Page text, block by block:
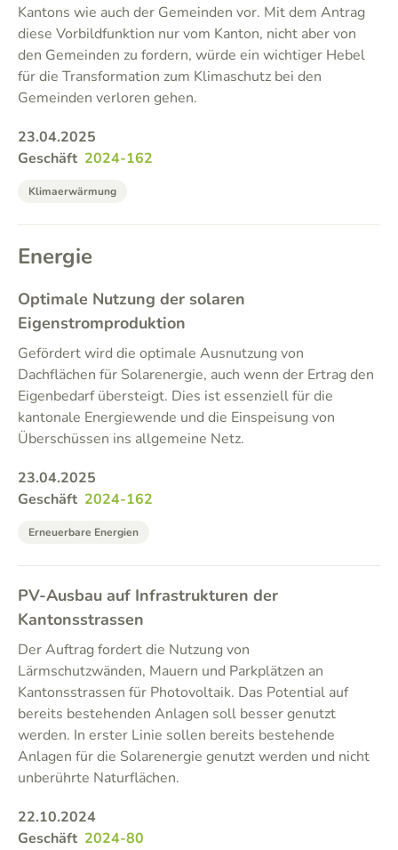
Kantons wie auch der Gemeinden vor. Mit dem Antrag
diese Vorbildfunktion nur vom Kanton, nicht aber von
den Gemeinden zu fordern, würde ein wichtiger Hebel
für die Transformation zum Klimaschutz bei den
Gemeinden verloren gehen.
23.04.2025
Geschäft 2024-162
Klimaerwärmung
Energie
Optimale Nutzung der solaren
Eigenstromproduktion
Gefördert wird die optimale Ausnutzung von
Dachflächen für Solarenergie, auch wenn der Ertrag den
Eigenbedarf übersteigt. Dies ist essenziell für die
kantonale Energiewende und die Einspeisung von
Überschüssen ins allgemeine Netz.
23.04.2025
Geschäft 2024-162
Erneuerbare Energien
PV-Ausbau auf Infrastrukturen der
Kantonsstrassen
Der Auftrag fordert die Nutzung von
Lärmschutzwänden, Mauern und Parkplätzen an
Kantonsstrassen für Photovoltaik. Das Potential auf
bereits bestehenden Anlagen soll besser genutzt
werden. In erster Linie sollen bereits bestehende
Anlagen für die Solarenergie genutzt werden und nicht
unberührte Naturflächen.
22.10.2024
Geschäft 2024-80